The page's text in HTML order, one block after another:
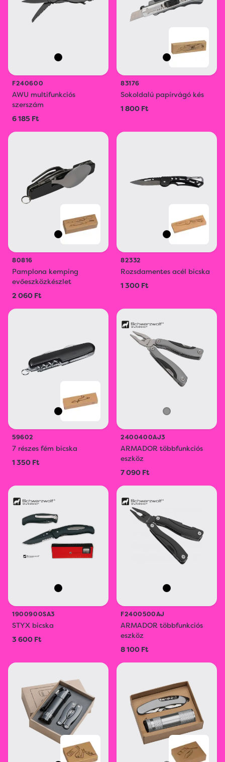
F240600
AWU multifunkciós
szerszám
6 185 Ft
83176
Sokoldalú papírvágó kés
1 800 Ft
80816
Pamplona kemping
evőeszközkészlet
2 060 Ft
82332
Rozsdamentes acél bicska
1 300 Ft
59602
7 részes fém bicska
1 350 Ft
2400400AJ3
ARMADOR többfunkciós
eszköz
7 090 Ft
1900900SA3
STYX bicska
3 600 Ft
F2400500AJ
ARMADOR többfunkciós
eszköz
8 100 Ft